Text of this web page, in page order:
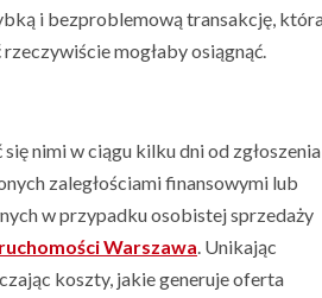
i bezproblemową transakcję,
mogłaby osiągnąć.
nimi w ciągu kilku dni od zgłoszenia
zaległościami finansowymi lub
w przypadku osobistej sprzedaży
Warszawa. Unikając
koszty, jakie generuje oferta